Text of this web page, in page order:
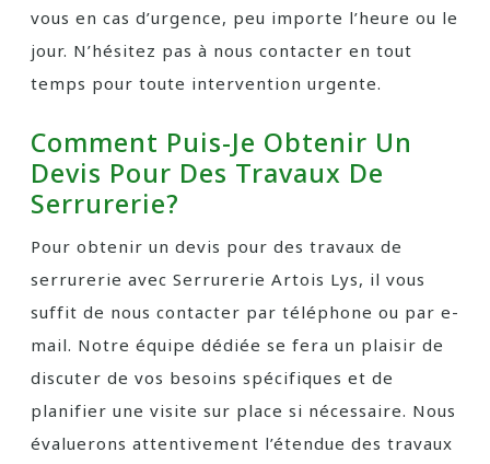
vous en cas d’urgence, peu importe l’heure ou le
jour. N’hésitez pas à nous contacter en tout
temps pour toute intervention urgente.
Comment Puis-Je Obtenir Un
Devis Pour Des Travaux De
Serrurerie?
Pour obtenir un devis pour des travaux de
serrurerie avec Serrurerie Artois Lys, il vous
suffit de nous contacter par téléphone ou par e-
mail. Notre équipe dédiée se fera un plaisir de
discuter de vos besoins spécifiques et de
planifier une visite sur place si nécessaire. Nous
évaluerons attentivement l’étendue des travaux